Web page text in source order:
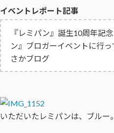
イベントレポート記事
『レミパン』誕生10周年記
ン』ブロガーイベントに行
さかブログ
いただいたレミパンは、ブルー。